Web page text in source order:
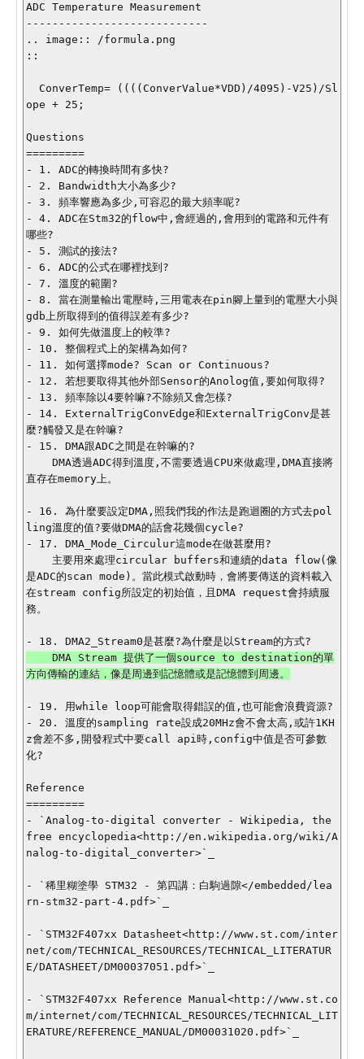
ADC Temperature Measurement
----------------------------
.. image:: /formula.png
::
ope + 25;
Questions
=========
- 1. ADC的轉換時間有多快?
- 2. Bandwidth大小為多少?
- 3. 頻率響應為多少,可容忍的最大頻率呢?
- 4. ADC在Stm32的flow中,會經過的,會用到的電路和元件有
哪些?
- 5. 測試的接法?
- 6. ADC的公式在哪裡找到?
- 7. 溫度的範圍?
- 8. 當在測量輸出電壓時,三用電表在pin腳上量到的電壓大小與
gdb上所取得到的值得誤差有多少?
- 9. 如何先做溫度上的較準?
- 10. 整個程式上的架構為如何?
- 11. 如何選擇mode? Scan or Continuous?
- 12. 若想要取得其他外部Sensor的Anolog值,要如何取得?
- 13. 頻率除以4要幹嘛?不除頻又會怎樣?
- 14. ExternalTrigConvEdge和ExternalTrigConv是甚
麼?觸發又是在幹嘛?
- 15. DMA跟ADC之間是在幹嘛的?
直存在memory上。
- 16. 為什麼要設定DMA,照我們我的作法是跑迴圈的方式去pol
ling溫度的值?要做DMA的話會花幾個cycle?
- 17. DMA_Mode_Circulur這mode在做甚麼用?
是ADC的scan mode)。當此模式啟動時，會將要傳送的資料載入
在stream config所設定的初始值，且DMA request會持續服
務。
方向傳輸的連結，像是周邊到記憶體或是記憶體到周邊。
- 19. 用while loop可能會取得錯誤的值,也可能會浪費資源?
- 20. 溫度的sampling rate設成20MHz會不會太高,或許1KH
z會差不多,開發程式中要call api時,config中值是否可參數
化?
Reference
=========
- `Analog-to-digital converter - Wikipedia, the
free encyclopedia<http://en.wikipedia.org/wiki/A
nalog-to-digital_converter>`_
- `稀里糊塗學 STM32 - 第四講：白駒過隙</embedded/lea
rn-stm32-part-4.pdf>`_
- `STM32F407xx Datasheet<http://www.st.com/inter
net/com/TECHNICAL_RESOURCES/TECHNICAL_LITERATUR
E/DATASHEET/DM00037051.pdf>`_
- `STM32F407xx Reference Manual<http://www.st.co
m/internet/com/TECHNICAL_RESOURCES/TECHNICAL_LIT
ERATURE/REFERENCE_MANUAL/DM00031020.pdf>`_